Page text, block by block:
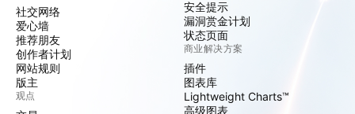
社交网络
爱心墙
推荐朋友
创作者计划
网站规则
版主
观点
安全提示
漏洞赏金计划
状态页面
商业解决方案
插件
图表库
Lightweight Charts™
高级图表